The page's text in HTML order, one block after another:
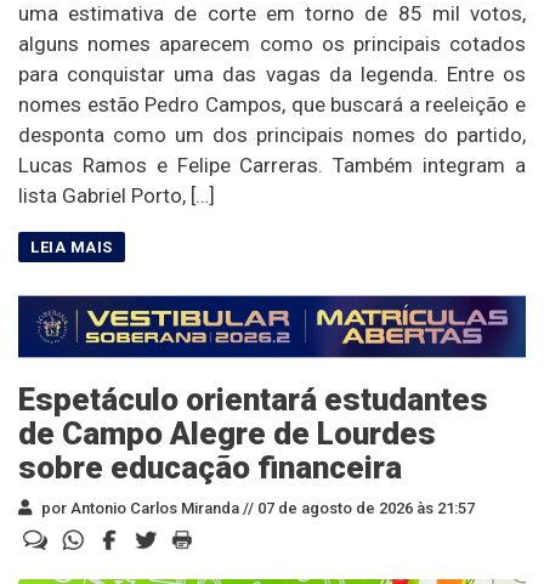
uma estimativa de corte em torno de 85 mil votos,
alguns nomes aparecem como os principais cotados
para conquistar uma das vagas da legenda. Entre os
nomes estão Pedro Campos, que buscará a reeleição e
desponta como um dos principais nomes do partido,
Lucas Ramos e Felipe Carreras. Também integram a
lista Gabriel Porto, […]
Espetáculo orientará estudantes
de Campo Alegre de Lourdes
sobre educação financeira
por Antonio Carlos Miranda // 07 de agosto de 2026 às 21:57